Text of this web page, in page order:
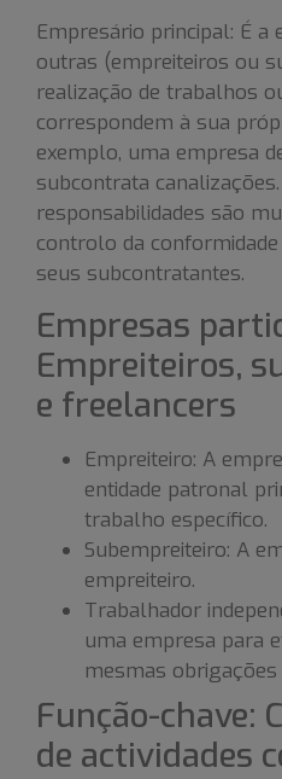
Empresário principal: É a
outras (empreiteiros ou
realização de trabalhos
correspondem à sua
exemplo, uma empresa
subcontrata
responsabilidades são
controlo da
seus subcontratantes.
Empresas
Empreiteiros,
e freelancers
Empreiteiro: A
entidade patronal
trabalho específico.
Subempreiteiro: A
empreiteiro.
Trabalhador
uma empresa para
mesmas obrigações
Função-chave:
de actividades